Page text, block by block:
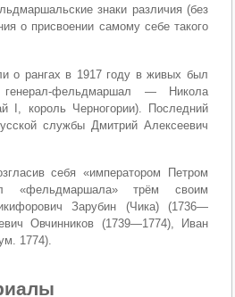
знаки различия (без
о присвоении самому себе такого
о рангах в 1917 году в живых был
фельдмаршал — Никола
I, король Черногории). Последний
службы Дмитрий Алексеевич
себя «императором Петром
«фельдмаршала» трём своим
Зарубин (Чика) (1736—
Овчинников (1739—1774), Иван
1774).